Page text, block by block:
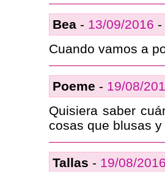
Bea - 13/09/2016 -
Cuando vamos a
Poeme - 19/08/
Quisiera saber
cosas que blusas
Tallas - 19/08/